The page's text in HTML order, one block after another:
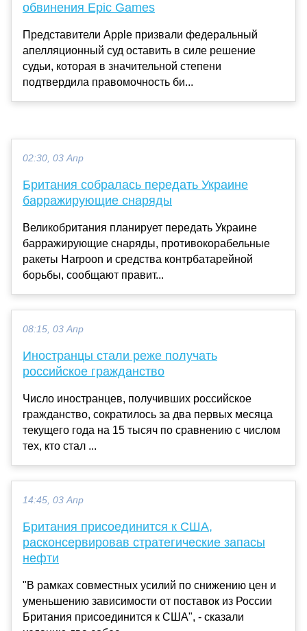
обвинения Epic Games
Представители Apple призвали федеральный
апелляционный суд оставить в силе решение
судьи, которая в значительной степени
подтвердила правомочность би...
02:30, 03 Апр
Британия собралась передать Украине
барражирующие снаряды
Великобритания планирует передать Украине
барражирующие снаряды, противокорабельные
ракеты Harpoon и средства контрбатарейной
борьбы, сообщают правит...
08:15, 03 Апр
Иностранцы стали реже получать
российское гражданство
Число иностранцев, получивших российское
гражданство, сократилось за два первых месяца
текущего года на 15 тысяч по сравнению с числом
тех, кто стал ...
14:45, 03 Апр
Британия присоединится к США,
расконсервировав стратегические запасы
нефти
"В рамках совместных усилий по снижению цен и
уменьшению зависимости от поставок из России
Британия присоединится к США", - сказали